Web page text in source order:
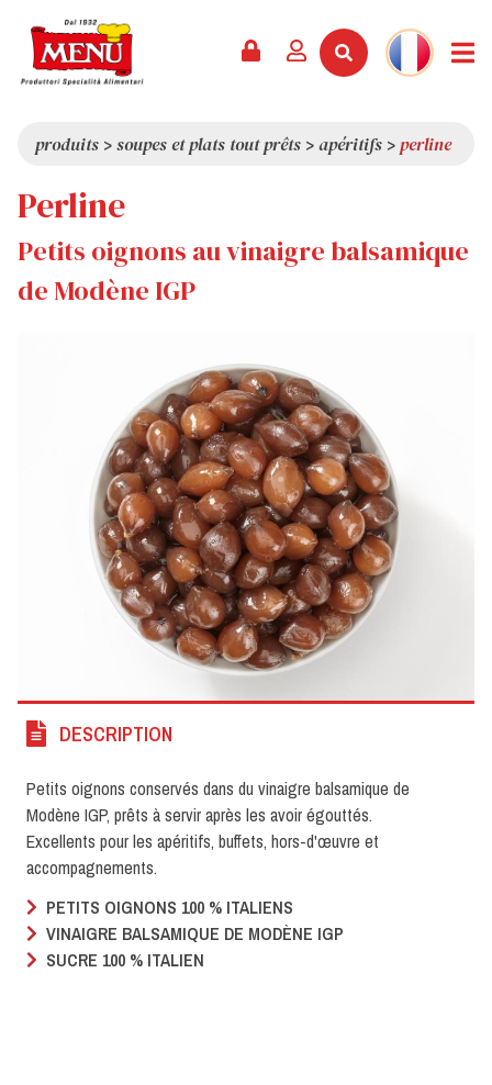
CATALOGUE
DERNIÈRES NOUVEAUTÉS
REVUE DE PRESSE
QUI SOMMES-NOUS
VALEURS
CURIOSITÉS
SHOWROOM
produits >soupes et plats tout prêts >apéritifs >perline
Perline
Petits oignons au vinaigre balsamique
de Modène IGP
DESCRIPTION
Petits oignons conservés dans du vinaigre balsamique de
Modène IGP, prêts à servir après les avoir égouttés.
Excellents pour les apéritifs, buffets, hors-d'œuvre et
accompagnements.
PETITS OIGNONS 100 % ITALIENS
VINAIGRE BALSAMIQUE DE MODÈNE IGP
SUCRE 100 % ITALIEN